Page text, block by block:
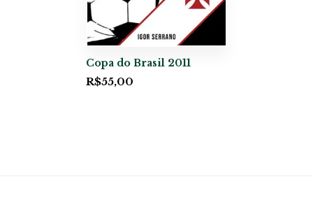
Copa do Brasil 2011
R$55,00